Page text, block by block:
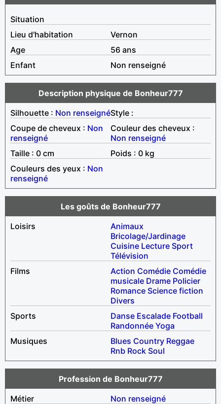
Situation
Lieu d'habitation
Vernon
Age
56 ans
Enfant
Non renseigné
Description physique de Bonheur777
Silhouette : Non renseignéStyle :
Coupe de cheveux : Non
renseigné
Couleur des cheveux :
Non renseigné
Taille : 0 cm
Poids : 0 kg
Couleurs des yeux : Non
renseigné
Les goûts de Bonheur777
Loisirs
Animaux
Bricolage/Jardinage
Cuisine Lecture Sport
Télévision
Films
Action Comédie Comédie
musicale Drame Policier
Romance Science fiction
Divers
Sports
Danse Escalade Football
Randonnée Yoga
Musiques
Blues Country Reggae
Rnb Rock Soul
Profession de Bonheur777
Métier
Non renseigné